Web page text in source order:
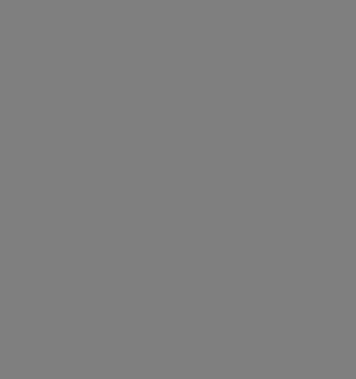
des arômes d’épices sur une